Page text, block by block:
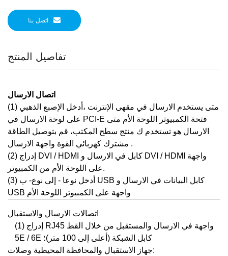
اتصل بنا
تفاصيل المنتج
اتصال الارسال
(1)
متى يستخدم الارسال في مقهى الإنترنت ، أدخل الإصبع الذهبي
على لوحة الارسال في PCI-E فتحة الكمبيوتر اللوحة الأم متى
الارسال هو تستخدم ك منتج سطح المكتب، قم بتوصيل الطاقة
مشترك كهربائي القوة واجهة الارسال
.
(2) إدراج DVI / HDMI كابل في الارسال و DVI / HDMI واجهة
على اللوحة الأم من الكمبيوتر.
(3) أدخل نوعا - إلى نوع- ب
USB كابل البيانات في الارسال و
USB واجهة على الكمبيوتر اللوحة الأم
اتصالات الارسال والاستقبال
(1) إدراج RJ45 واجهة في الارسال والمستقبل من خلال القط
5E / 6E كابل الشبكة (أعلى إلى 100 متر)؛
جهاز الاستقبال والمحافظة المحيطية وصلات: